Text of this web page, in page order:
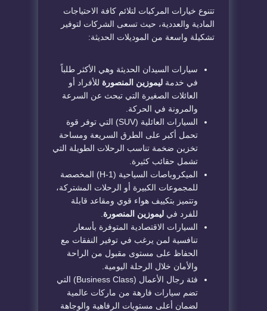
​تتنوع خيارات المركبات لتلائم كافة الاحتياجات
المادية والعددية، حيث تسعى الشركات لتوفير
تشكيلة واسعة من الموديلات الحديثة:
​سيارات السيدان الحديثة وهي الأكثر طلباً
في خدمة ليموزين المنصورة للأفراد أو
العائلات الصغيرة التي تبحث عن السرعة
والمرونة في الحركة.
​السيارات العائلية (SUV) التي توفر قوة
تحمل أكبر على الطرق السريعة ومساحة
تخزين ضخمة تناسب الرحلات الطويلة التي
تشمل حقائب كثيرة.
​الميكروباصات السياحية (H-1) المخصصة
للمجموعات الكبيرة أو الرحلات المشتركة،
وتتميز بتكييف هواء قوي ومقاعد قابلة
للفرد في ليموزين المنصورة
​السيارات الاقتصادية المتوفرة بأسعار
تنافسية لمن يرغب في توفير النفقات مع
الحفاظ على مستوى مقبول من الراحة
والأمان خلال الرحلة اليومية.
​فئة رجال الأعمال (Business Class) التي
تضم سيارات فارهة من ماركات عالمية
لضمان أعلى مستويات الرفاهية والوجاهة